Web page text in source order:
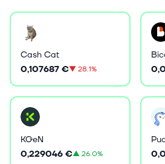
Cash Cat
0,107687 €▼28.1%
KGeN
0,229046 €▲26.0%